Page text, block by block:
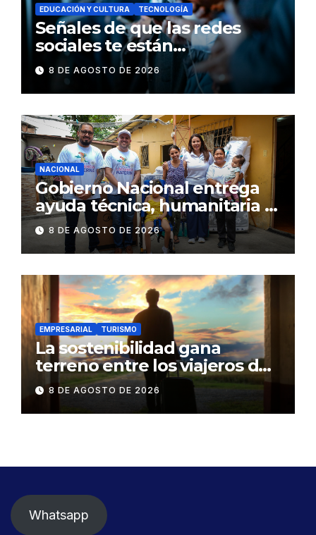
EDUCACIÓN Y CULTURA TECNOLOGÍA
Señales de que las redes
sociales te están
consumiendo
8 DE AGOSTO DE 2026
NACIONAL
Gobierno Nacional entrega
ayuda técnica, humanitaria y
Bono Joaquín Gallegos Lara a
familia en situación de
vulnerabilidad
8 DE AGOSTO DE 2026
EMPRESARIAL TURISMO
La sostenibilidad gana
terreno entre los viajeros de
negocios
8 DE AGOSTO DE 2026
Whatsapp